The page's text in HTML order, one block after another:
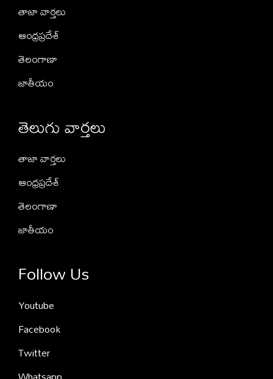
తాజా వార్తలు
ఆంధ్రప్రదేశ్
తెలంగాణా
జాతీయం
తెలుగు వార్తలు
తాజా వార్తలు
ఆంధ్రప్రదేశ్
తెలంగాణా
జాతీయం
Follow Us
Youtube
Facebook
Twitter